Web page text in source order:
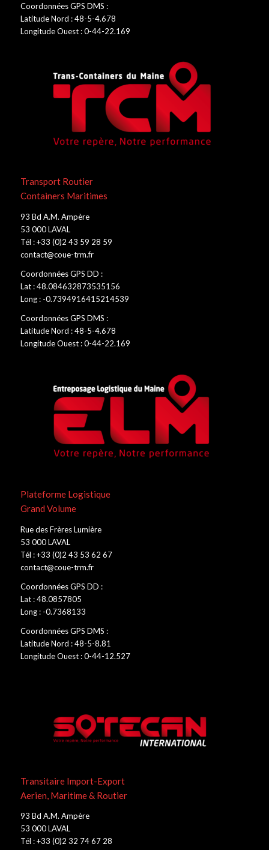
Coordonnées GPS DMS :
Latitude Nord : 48-5-4.678
Longitude Ouest : 0-44-22.169
Transport Routier
Containers Maritimes
93 Bd A.M. Ampère
53 000 LAVAL
Tél : +33 (0)2 43 59 28 59
contact@coue-trm.fr
Coordonnées GPS DD :
Lat : 48.084632873535156
Long : -0.7394916415214539
Coordonnées GPS DMS :
Latitude Nord : 48-5-4.678
Longitude Ouest : 0-44-22.169
Plateforme Logistique
Grand Volume
Rue des Frères Lumière
53 000 LAVAL
Tél : +33 (0)2 43 53 62 67
contact@coue-trm.fr
Coordonnées GPS DD :
Lat : 48.0857805
Long : -0.7368133
Coordonnées GPS DMS :
Latitude Nord : 48-5-8.81
Longitude Ouest : 0-44-12.527
Transitaire Import-Export
Aerien, Maritime & Routier
93 Bd A.M. Ampère
53 000 LAVAL
Tél : +33 (0)2 32 74 67 28